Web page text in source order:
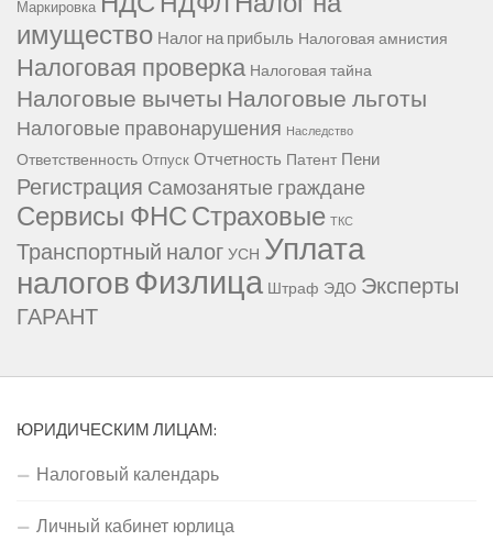
Маркировка
имущество Налог на прибыль Налоговая амнистия
Налоговая проверка Налоговая тайна
Налоговые вычетыНалоговые льготы
Налоговые правонарушения Наследство
Ответственность Отпуск Отчетность Патент Пени
Регистрация Самозанятые граждане
Сервисы ФНССтраховые ТКС
Транспортный налогУСН Уплата
налоговФизлица Штраф ЭДО Эксперты
ГАРАНТ
ЮРИДИЧЕСКИМ ЛИЦАМ:
Налоговый календарь
Личный кабинет юрлица